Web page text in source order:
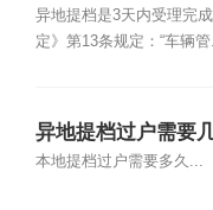
异地提档是3天内受理完
定》第13条规定：“车辆
异地提档过户需要
本地提档过户需要多久...